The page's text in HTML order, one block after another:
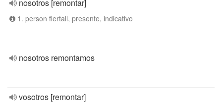
nosotros [remontar]
1. person flertall, presente, indicativo
nosotros remontamos
vosotros [remontar]